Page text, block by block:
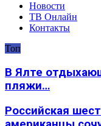
Новости
ТВ Онлайн
Контакты
Топ
В Ялте
пляжи…
Российская